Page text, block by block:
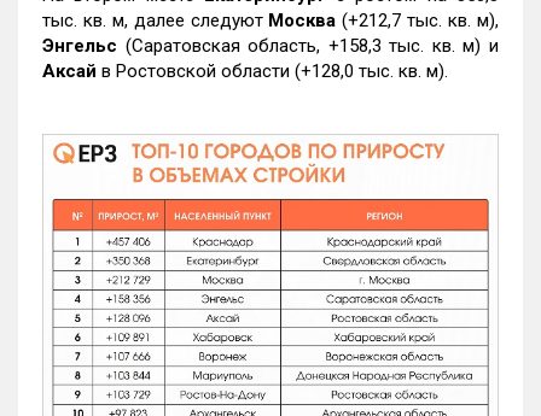
тыс. кв. м, далее следуют Москва (+212,7 тыс. кв. м),
Энгельс (Саратовская область, +158,3 тыс. кв. м) и
Аксай в Ростовской области (+128,0 тыс. кв. м).